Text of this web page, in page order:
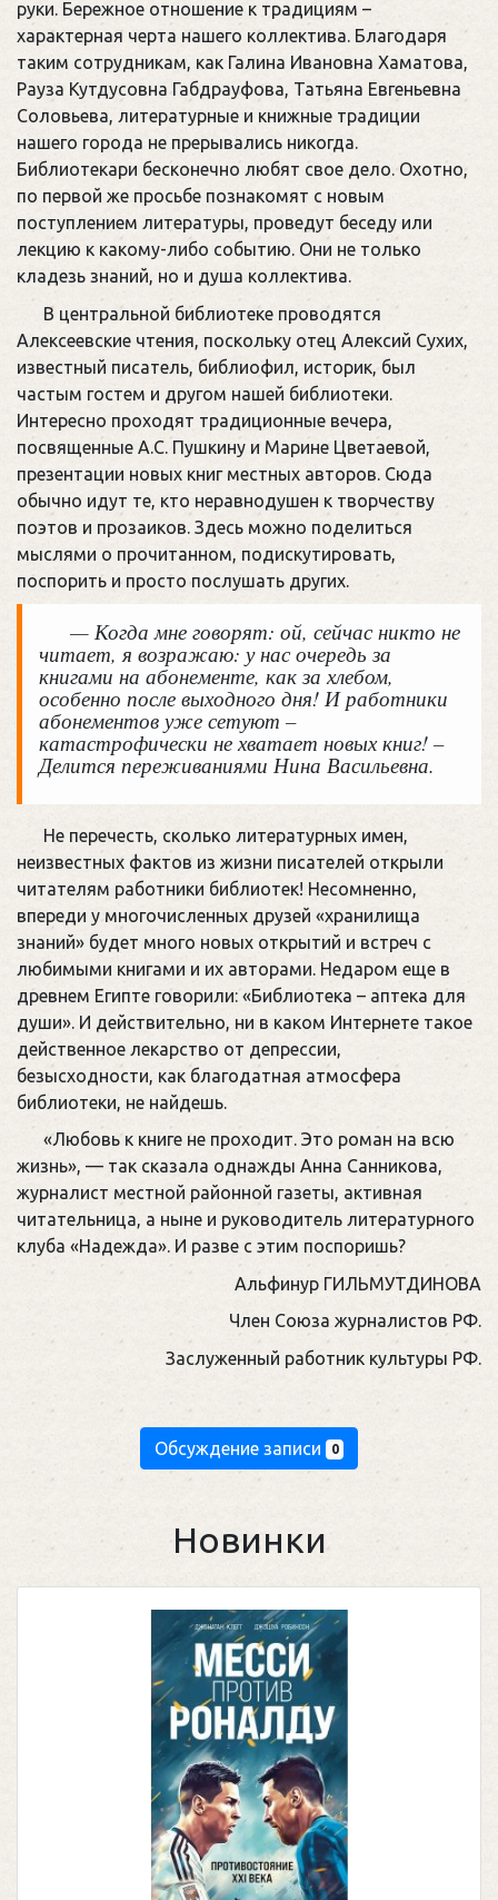
руки. Бережное отношение к традициям –
характерная черта нашего коллектива. Благодаря
таким сотрудникам, как Галина Ивановна Хаматова,
Рауза Кутдусовна Габдрауфова, Татьяна Евгеньевна
Соловьева, литературные и книжные традиции
нашего города не прерывались никогда.
Библиотекари бесконечно любят свое дело. Охотно,
по первой же просьбе познакомят с новым
поступлением литературы, проведут беседу или
лекцию к какому-либо событию. Они не только
кладезь знаний, но и душа коллектива.
В центральной библиотеке проводятся
Алексеевские чтения, поскольку отец Алексий Сухих,
известный писатель, библиофил, историк, был
частым гостем и другом нашей библиотеки.
Интересно проходят традиционные вечера,
посвященные А.С. Пушкину и Марине Цветаевой,
презентации новых книг местных авторов. Сюда
обычно идут те, кто неравнодушен к творчеству
поэтов и прозаиков. Здесь можно поделиться
мыслями о прочитанном, подискутировать,
поспорить и просто послушать других.
— Когда мне говорят: ой, сейчас никто не
читает, я возражаю: у нас очередь за
книгами на абонементе, как за хлебом,
особенно после выходного дня! И работники
абонементов уже сетуют –
катастрофически не хватает новых книг! –
Делится переживаниями Нина Васильевна.
Не перечесть, сколько литературных имен,
неизвестных фактов из жизни писателей открыли
читателям работники библиотек! Несомненно,
впереди у многочисленных друзей «хранилища
знаний» будет много новых открытий и встреч с
любимыми книгами и их авторами. Недаром еще в
древнем Египте говорили: «Библиотека – аптека для
души». И действительно, ни в каком Интернете такое
действенное лекарство от депрессии,
безысходности, как благодатная атмосфера
библиотеки, не найдешь.
«Любовь к книге не проходит. Это роман на всю
жизнь», — так сказала однажды Анна Санникова,
журналист местной районной газеты, активная
читательница, а ныне и руководитель литературного
клуба «Надежда». И разве с этим поспоришь?
Альфинур ГИЛЬМУТДИНОВА
Член Союза журналистов РФ.
Заслуженный работник культуры РФ.
Обсуждение записи 0
Новинки